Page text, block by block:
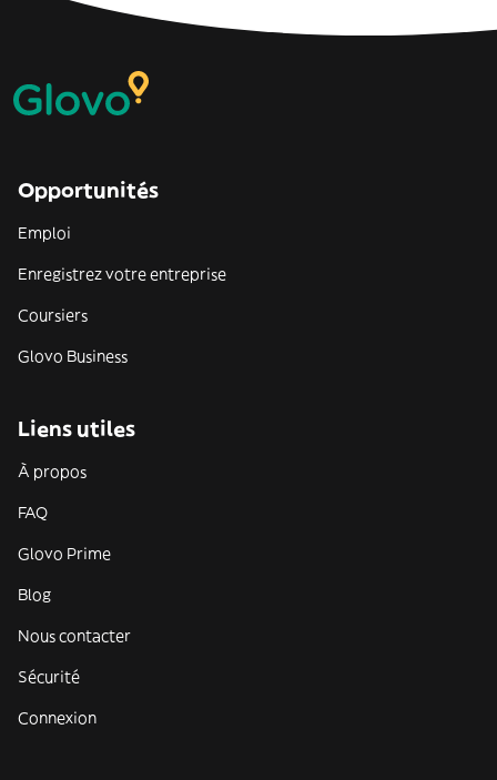
Opportunités
Emploi
Enregistrez votre entreprise
Coursiers
Glovo Business
Liens utiles
À propos
FAQ
Glovo Prime
Blog
Nous contacter
Sécurité
Connexion